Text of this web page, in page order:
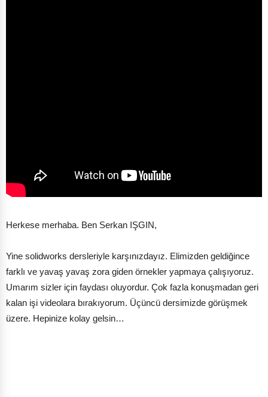
Herkese merhaba. Ben Serkan IŞGIN,
Yine solidworks dersleriyle karşınızdayız. Elimizden geldiğince
farklı ve yavaş yavaş zora giden örnekler yapmaya çalışıyoruz.
Umarım sizler için faydası oluyordur. Çok fazla konuşmadan geri
kalan işi videolara bırakıyorum. Üçüncü dersimizde görüşmek
üzere. Hepinize kolay gelsin…